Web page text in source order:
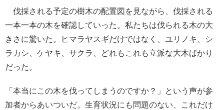
伐採される予定の樹木の配置図を見ながら、伐採される
一本一本の木を確認していった。私たちは伐られる木の大
きさに驚いた。ヒマラヤスギだけではなく、ユリノキ、シ
ラカシ、ケヤキ、サクラ、どれもこれも立派な大木ばかり
だった。
「本当にこの木を伐ってしまうのですか？」という声が参
加者からあいついだ。生育状況にも問題のない、これだけ